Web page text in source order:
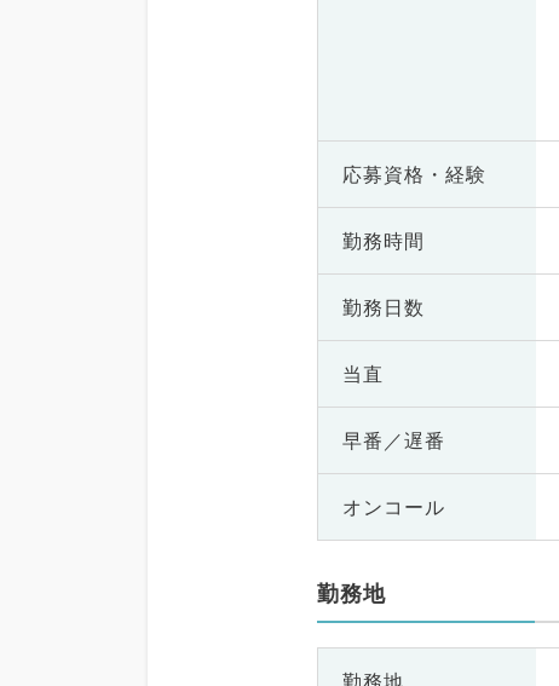
応募資格・ 経験
勤務時間
勤務日数
当直
早番／遅番
オンコール
勤務地
勤務地